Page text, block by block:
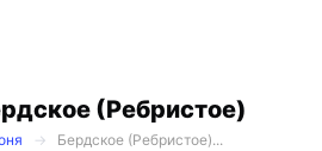
(Ребристое)
Бердское (Ребристое)...